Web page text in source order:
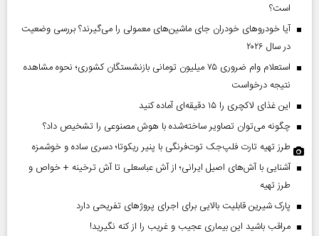
است؟
آیا خودروهای خودران جای ماشین‌های معمولی را می‌گیرند؟ بررسی وضعیت
در سال ۲۰۲۶
استعلام وام ضروری ۷۵ میلیون تومانی بازنشستگان کشوری؛ نحوه مشاهده
نتیجه درخواست
این غذای لاکچری را ۱۵ دقیقه‌ای آماده کنید
چگونه می‌توان تصاویر ساخته‌شده با هوش مصنوعی را تشخیص داد؟
طرز تهیه تارت فلپ‌جک توت‌فرنگی با پنیر ریکوتا؛ دسری ساده و خوشمزه
آشنایی با آش‌های اصیل ایرانی؛ از آش عباسعلی تا آش ترخینه + خواص و
طرز تهیه
پارک شیرین قابلیت‌ بالایی برای اجرای پروژهای تفریحی دارد
مراقب باشید این بیماری عجیب و غریب را از کنه نگیرید!